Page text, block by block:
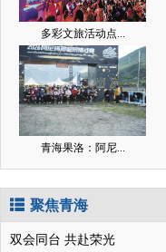
多彩文旅活动点...
青海果洛：阿尼...
聚焦青海
双会同台 共赴荣光